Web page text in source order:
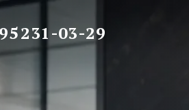
231-03-29